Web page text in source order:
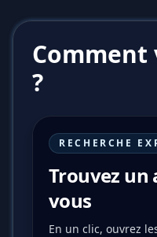
Comment
?
RECHERCHE
Trouvez un
vous
En un clic, ouvrez